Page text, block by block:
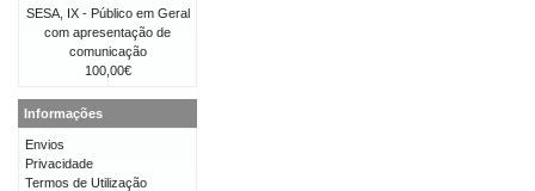
SESA, IX - Público em Geral
com apresentação de
comunicação
100,00€
Informações
Envios
Privacidade
Termos de Utilização